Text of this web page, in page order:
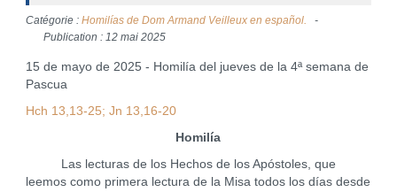
Catégorie : Homilías de Dom Armand Veilleux en español.
Publication : 12 mai 2025
15 de mayo de 2025 - Homilía del jueves de la 4ª semana de
Pascua
Hch 13,13-25; Jn 13,16-20
Homilía
Las lecturas de los Hechos de los Apóstoles, que
leemos como primera lectura de la Misa todos los días desde